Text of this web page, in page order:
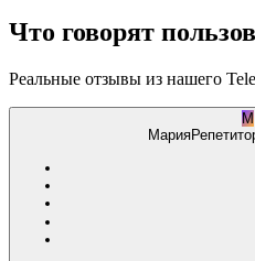
Что говорят
Реальные отзывы из нашего
М
Мария